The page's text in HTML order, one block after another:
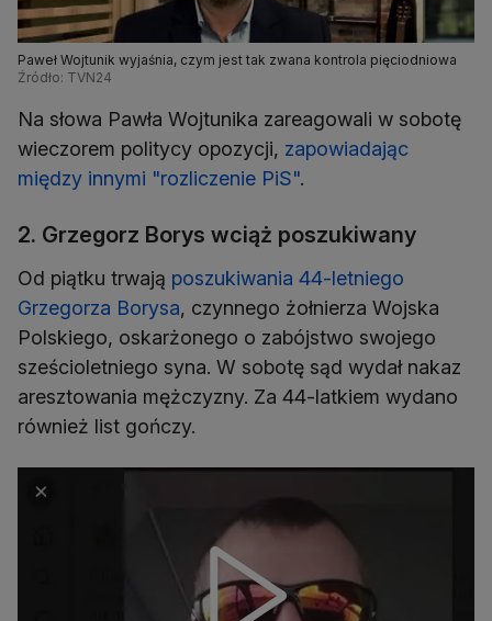
Paweł Wojtunik wyjaśnia, czym jest tak zwana kontrola pięciodniowa
Źródło: TVN24
Na słowa Pawła Wojtunika zareagowali w sobotę
wieczorem politycy opozycji, zapowiadając
między innymi "rozliczenie PiS".
2. Grzegorz Borys wciąż poszukiwany
Od piątku trwają poszukiwania 44-letniego
Grzegorza Borysa, czynnego żołnierza Wojska
Polskiego, oskarżonego o zabójstwo swojego
sześcioletniego syna. W sobotę sąd wydał nakaz
aresztowania mężczyzny. Za 44-latkiem wydano
również list gończy.